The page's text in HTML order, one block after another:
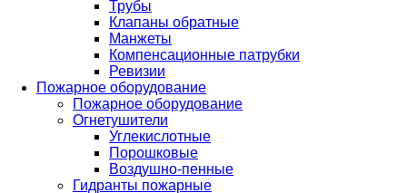
Трубы
Клапаны обратные
Манжеты
Компенсационные патрубки
Ревизии
Пожарное оборудование
Пожарное оборудование
Огнетушители
Углекислотные
Порошковые
Воздушно-пенные
Гидранты пожарные